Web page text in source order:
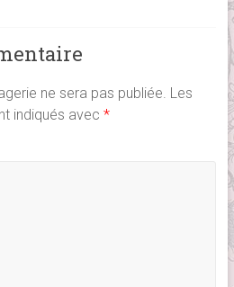
ne sera pas publiée. Les
indiqués avec *